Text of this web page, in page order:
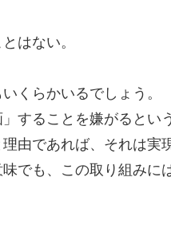
はない。
くらかいるでしょう。
することを嫌がるとい
由であれば、それは実
でも、この取り組みに